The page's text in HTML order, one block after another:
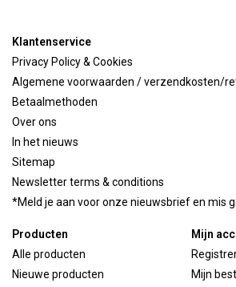
Klantenservice
Privacy Policy & Cookies
Algemene voorwaarden / verzendkosten/
Betaalmethoden
Over ons
In het nieuws
Sitemap
Newsletter terms & conditions
*Meld je aan voor onze nieuwsbrief en mis
Producten
Alle producten
Nieuwe producten
Mijn
Mijn